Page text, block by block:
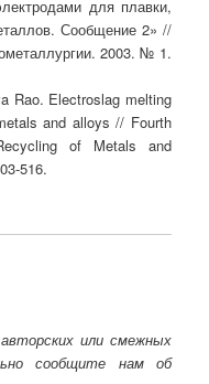
для плавки,
Сообщение 2» //
2003. № 1.
Rao. Electroslag melting
and alloys // Fourth
of Metals and
516.
или смежных
сообщите нам об